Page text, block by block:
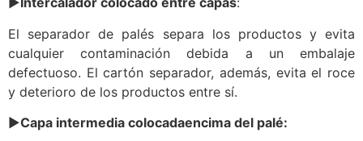
El separador de palés separa los productos y evita
cualquier contaminación debida a un embalaje
defectuoso. El cartón separador, además, evita el roce
y deterioro de los productos entre sí.
►Capa intermedia colocadaencima del palé: